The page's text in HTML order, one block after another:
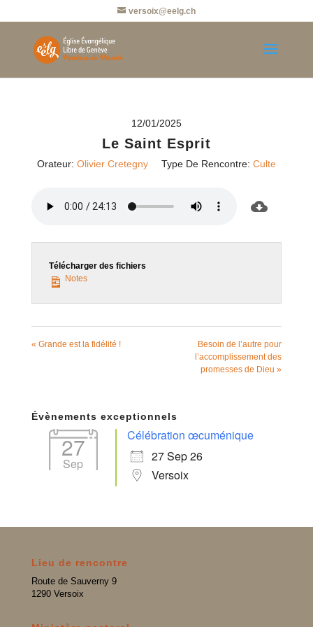
versoix@eelg.ch
12/01/2025
Le Saint Esprit
Orateur: Olivier Cretegny Type De Rencontre: Culte
Télécharger des fichiers
Notes
« Grande est la fidélité !
Besoin de l’autre pour
l’accomplissement des
promesses de Dieu »
Évènements exceptionnels
27
Sep
Célébration œcuménique
27 Sep 26
Versoix
Lieu de rencontre
Route de Sauverny 9
1290 Versoix